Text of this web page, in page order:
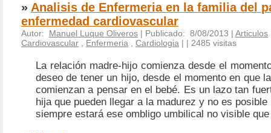
» Analisis de Enfermeria en la familia del
enfermedad cardiovascular
Autor: Manuel Luque Oliveros | Publicado: 8/08/2013 | Articulos
Cardiovascular
Enfermeria Cardiologia | | 2485 visitas
La relación madre-hijo comienza desde el
deseo de tener un hijo, desde el momento en que
comienzan a pensar en el bebé. Es un lazo tan
hija que pueden llegar a la madurez y no es
siempre estará ese ombligo umbilical no visible